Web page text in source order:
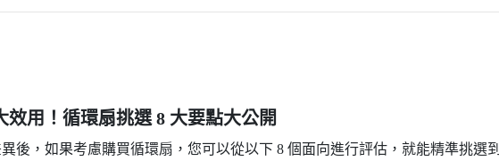
效用！循環扇挑選 8 大要點大公開
後，如果考慮購買循環扇，您可以從以下 8 個面向進行評估，就能精準挑選